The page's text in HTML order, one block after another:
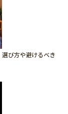
び方や避けるべき